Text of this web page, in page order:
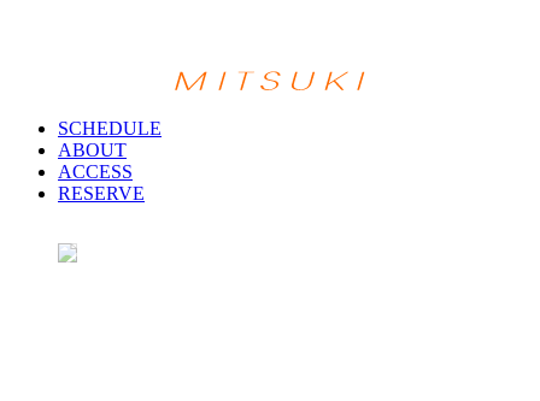
SCHEDULE
ABOUT
ACCESS
RESERVE